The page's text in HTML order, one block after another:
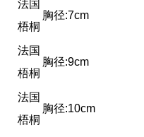
法国
梧桐
胸径:7cm
法国
梧桐
胸径:9cm
法国
梧桐
胸径:10cm